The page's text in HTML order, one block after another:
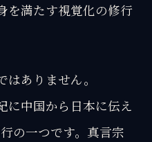
を満たす視覚化の修行
ありません。
に中国から日本に伝え
の一つです。真言宗